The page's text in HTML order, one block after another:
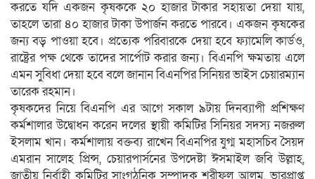
করতে যদি একজন কৃষককে ২০ হাজার টাকার সহায়তা দেয়া যায়,
তাহলে তারা ৪০ হাজার টাকা উপার্জন করতে পারবে। একজন কৃষকের
জন্য বড় পাওয়া হবে। প্রত্যেক পরিবারকে দেয়া হবে ফ্যামেলি কার্ডও,
রাষ্ট্রের পক্ষ থেকে তাদের সার্পোট করার জন্য। বিএনপি ক্ষমতায় এলে
এমন সুবিধা দেয়া হবে বলে জানান বিএনপির সিনিয়র ভাইস চেয়ারম্যান
তারেক রহমান।
কৃষকদের নিয়ে বিএনপি এর আগে সকাল ৯টায় দিনব্যাপী প্রশিক্ষণ
কর্মশালার উদ্বোধন করেন দলের স্থায়ী কমিটির সিনিয়র সদস্য নজরুল
ইসলাম খান। কর্মশালায় বক্তব্য রাখেন বিএনপির যুগ্ম মহাসচিব সৈয়দ
এমরান সালেহ প্রিন্স, চেয়ারপার্সনের উপদেষ্টা ঈসমাইল জবি উল্লাহ,
জাতীয় নির্বাহী কমিটির সাংগঠনিক সম্পাদক শরীফুল আলম, ভারপ্রাপ্ত